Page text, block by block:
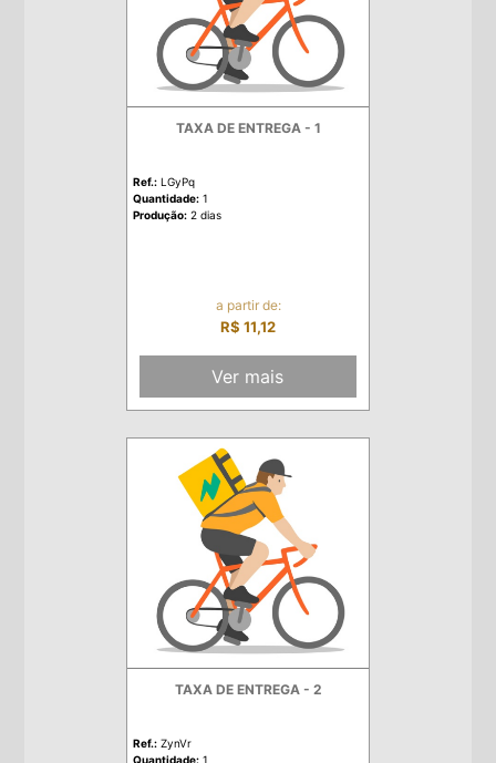
TAXA DE ENTREGA - 1
Ref.: LGyPq
Quantidade: 1
Produção: 2 dias
a partir de:
R$ 11,12
Ver mais
TAXA DE ENTREGA - 2
Ref.: ZynVr
Quantidade: 1